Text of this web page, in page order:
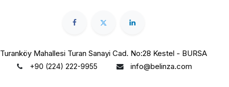
Turanköy Mahallesi Turan Sanayi Cad. No:28 Kestel - BURSA
+90 (224) 222-9955 info@belinza.com